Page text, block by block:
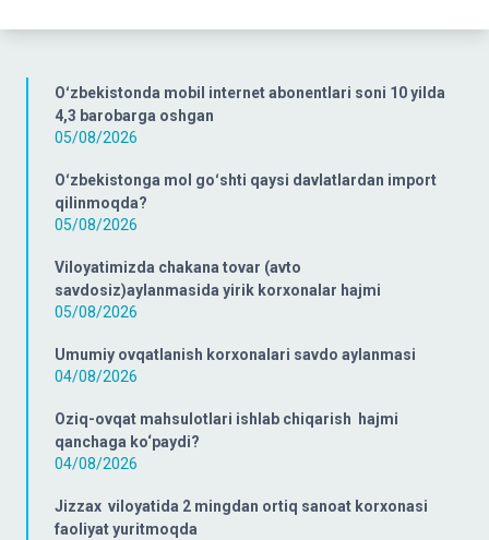
Oʻzbekistonda mobil internet abonentlari soni 10 yilda
4,3 barobarga oshgan
05/08/2026
Oʻzbekistonga mol goʻshti qaysi davlatlardan import
qilinmoqda?
05/08/2026
Viloyatimizda chakana tovar (avto
savdosiz)aylanmasida yirik korxonalar hajmi
05/08/2026
Umumiy ovqatlanish korxonalari savdo aylanmasi
04/08/2026
Oziq-ovqat mahsulotlari ishlab chiqarish hajmi
qanchaga ko‘paydi?
04/08/2026
Jizzax viloyatida 2 mingdan ortiq sanoat korxonasi
faoliyat yuritmoqda